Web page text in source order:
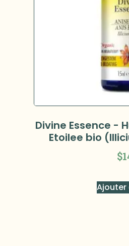
Divine Essence -
Etoilee bio
$
Ajouter